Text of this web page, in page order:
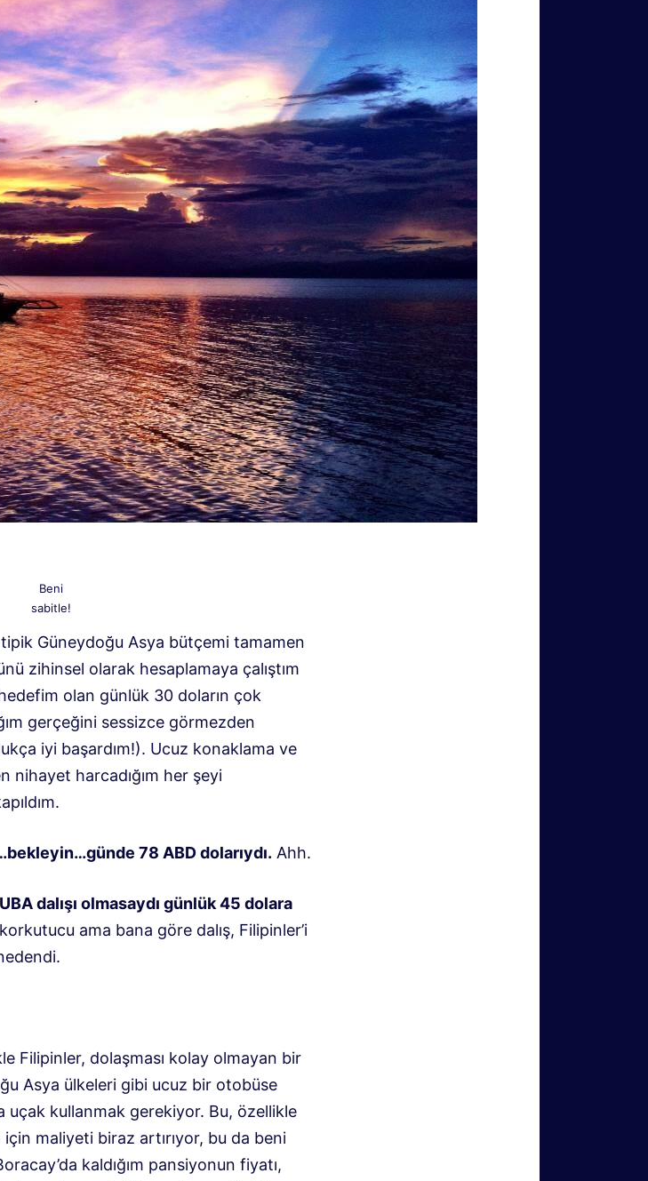
Beni
sabitle!
Güneydoğu Asya bütçemi tamamen
zihinsel olarak hesaplamaya çalıştım
olan günlük 30 doların çok
gerçeğini sessizce görmezden
iyi başardım!). Ucuz konaklama ve
nihayet harcadığım her şeyi
78 ABD dolarıydı. Ahh.
dalışı olmasaydı günlük 45 dolara
ama bana göre dalış, Filipinler’i
Filipinler, dolaşması kolay olmayan bir
Asya ülkeleri gibi ucuz bir otobüse
kullanmak gerekiyor. Bu, özellikle
maliyeti biraz artırıyor, bu da beni
kaldığım pansiyonun fiyatı,